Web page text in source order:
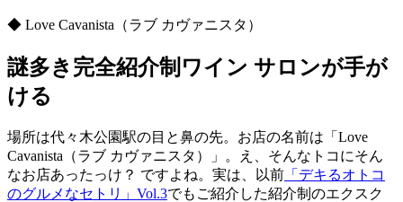
◆ Love Cavanista（ラブ カヴァニスタ）
謎多き完全紹介制ワイン サロンが手が
ける
場所は代々木公園駅の目と鼻の先。お店の名前は「Love
Cavanista（ラブ カヴァニスタ）」。え、そんなトコにそん
なお店あったっけ？ ですよね。実は、以前 「デキるオトコ
のグルメなセトリ」Vol.3でもご紹介した紹介制のエクスク